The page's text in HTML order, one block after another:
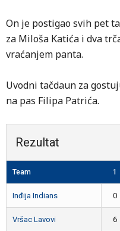
On je postigao svih pet
za Miloša Katića i dva
vraćanjem panta.
Uvodni tačdaun za
na pas Filipa Patrića.
Rezultat
Team 1
Inđija Indians 0
Vršac Lavovi 6